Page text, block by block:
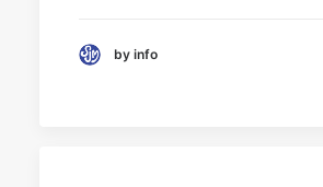
by info